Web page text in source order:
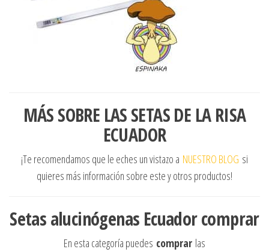
MÁS SOBRE LAS SETAS DE LA RISA
ECUADOR
¡Te recomendamos que le eches un vistazo a NUESTRO BLOG si
quieres más información sobre este y otros productos!
Setas alucinógenas Ecuador comprar
En esta categoría puedes comprar las